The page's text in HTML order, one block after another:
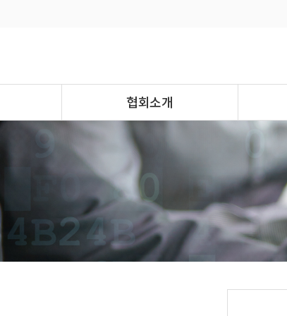
협회소개